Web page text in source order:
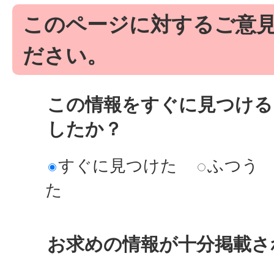
このページに対するご意
ださい。
この情報をすぐに見つけ
したか？
すぐに見つけた
ふつう
た
お求めの情報が十分掲載